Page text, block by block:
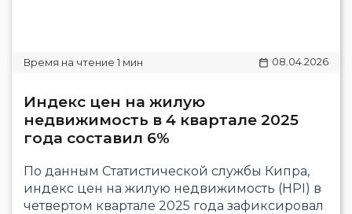
08.04.2026
Индекс цен на жилую
недвижимость в 4 квартале 2025
года составил 6%
По данным Статистической службы Кипра,
индекс цен на жилую недвижимость (HPI) в
четвертом квартале 2025 года зафиксировал